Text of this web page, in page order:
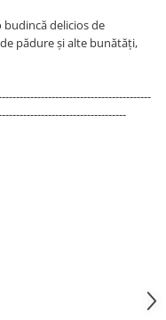
budincă delicios de
pădure și alte bunătăți,